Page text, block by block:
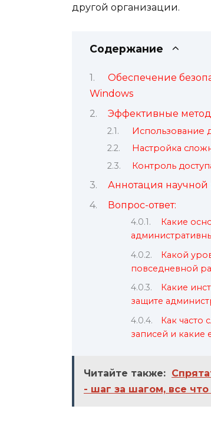
другой организации.
Содержание
Обеспечение
Windows
Эффективные
Использование
Настройка
Контроль
Аннотация
Вопрос-ответ:
Какие
Какой
повседневной
Какие
защите
Как часто
записей и какие
Читайте также:
- шаг за шагом, все